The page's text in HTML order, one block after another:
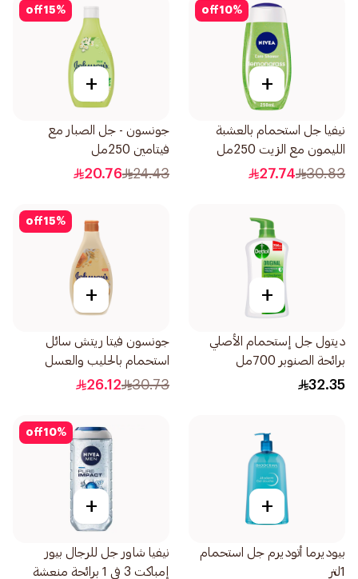
10%
off
+
نيفيا جل استحمام بالعشبة
الليمون مع الزيت 250مل
30.83
27.74
15%
off
+
جونسون - جل الصبار مع
فيتامين 250مل
24.43
20.76
+
ديتول جل إستحمام الأصلي
برائحة الصنوبر 700مل
32.35
15%
off
+
جونسون فيتا ريتش سائل
استحمام بالحليب والعسل
الطبيعي والشوفان 400مل
30.73
26.12
+
بيوديرما أتوديرم جل استحمام
1لتر
10%
off
+
نيفيا شاور جل للرجال بيور
إمباكت 3 في 1 برائحة منعشة